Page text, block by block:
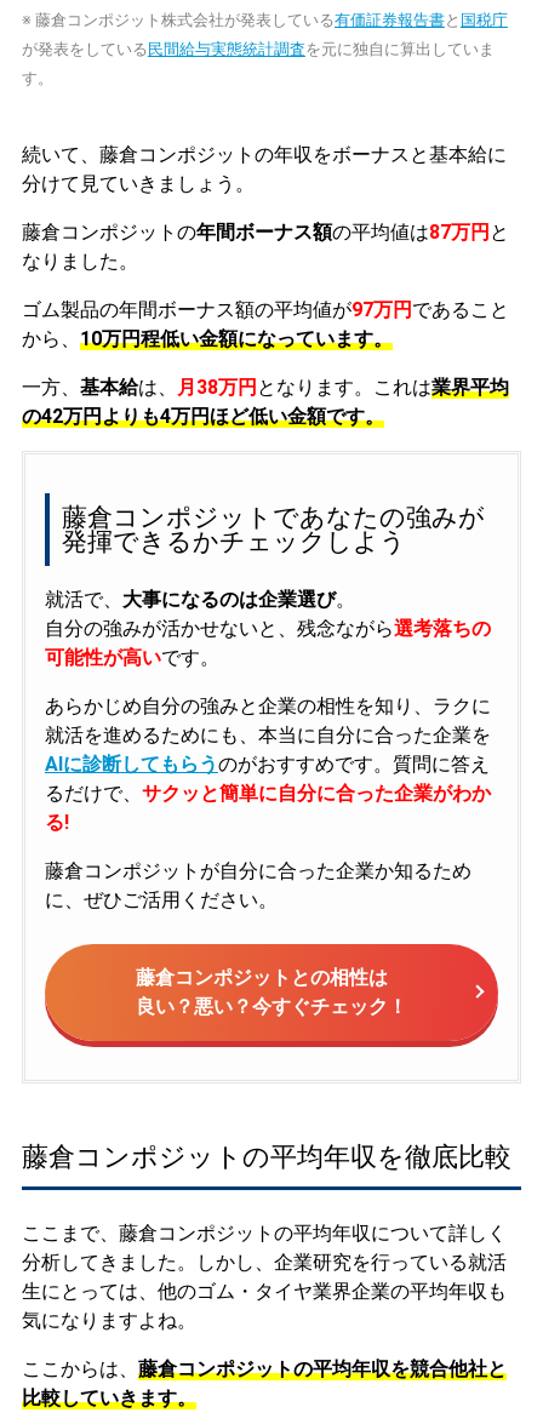
※ 藤倉コンポジット株式会社が発表している有価証券報告書と 国税庁
が発表をしている 民間給与実態統計調査を元に独自に算出していま
す。
続いて、藤倉コンポジットの年収をボーナスと基本給に
分けて見ていきましょう。
藤倉コンポジットの年間ボーナス額の平均値は87万円 と
なりました。
ゴム製品の年間ボーナス額の平均値が97万円 であること
から、 10万円程低い金額になっています。
一方、 基本給は、 月38万円 となります。これは業界平均
の42万円よりも4万円ほど低い金額です。
藤倉コンポジットであなたの強みが
発揮できるかチェックしよう
就活で、 大事になるのは企業選び。
自分の強みが活かせないと、残念ながら選考落ちの
可能性が高いです。
あらかじめ自分の強みと企業の相性を知り、ラクに
就活を進めるためにも、本当に自分に合った企業を
AIに診断してもらうのがおすすめです。質問に答え
るだけで、 サクッと簡単に自分に合った企業がわか
る!
藤倉コンポジットが自分に合った企業か知るため
に、ぜひご活用ください。
藤倉コンポジットとの相性は
良い？悪い？今すぐチェック！
藤倉コンポジットの平均年収を徹底比較
ここまで、藤倉コンポジットの平均年収について詳しく
分析してきました。しかし、企業研究を行っている就活
生にとっては、他のゴム・タイヤ業界企業の平均年収も
気になりますよね。
ここからは、 藤倉コンポジットの平均年収を競合他社と
比較していきます。